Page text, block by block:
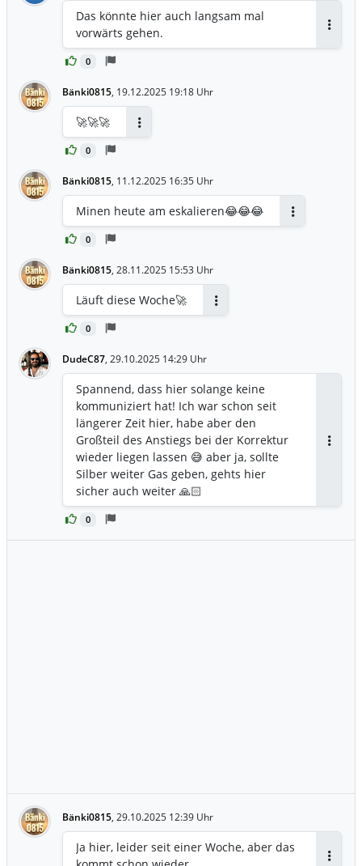
0
Das könnte hier auch langsam mal
vorwärts gehen.
Bänki0815, 19.12.2025 19:18 Uhr
0
🚀🚀🚀
Bänki0815, 11.12.2025 16:35 Uhr
0
Minen heute am eskalieren😂😂😂
Bänki0815, 28.11.2025 15:53 Uhr
0
Läuft diese Woche🚀
DudeC87, 29.10.2025 14:29 Uhr
0
Spannend, dass hier solange keine
kommuniziert hat! Ich war schon seit
längerer Zeit hier, habe aber den
Großteil des Anstiegs bei der Korrektur
wieder liegen lassen 😅 aber ja, sollte
Silber weiter Gas geben, gehts hier
sicher auch weiter 🙏🏻
Bänki0815, 29.10.2025 12:39 Uhr
Ja hier, leider seit einer Woche, aber das